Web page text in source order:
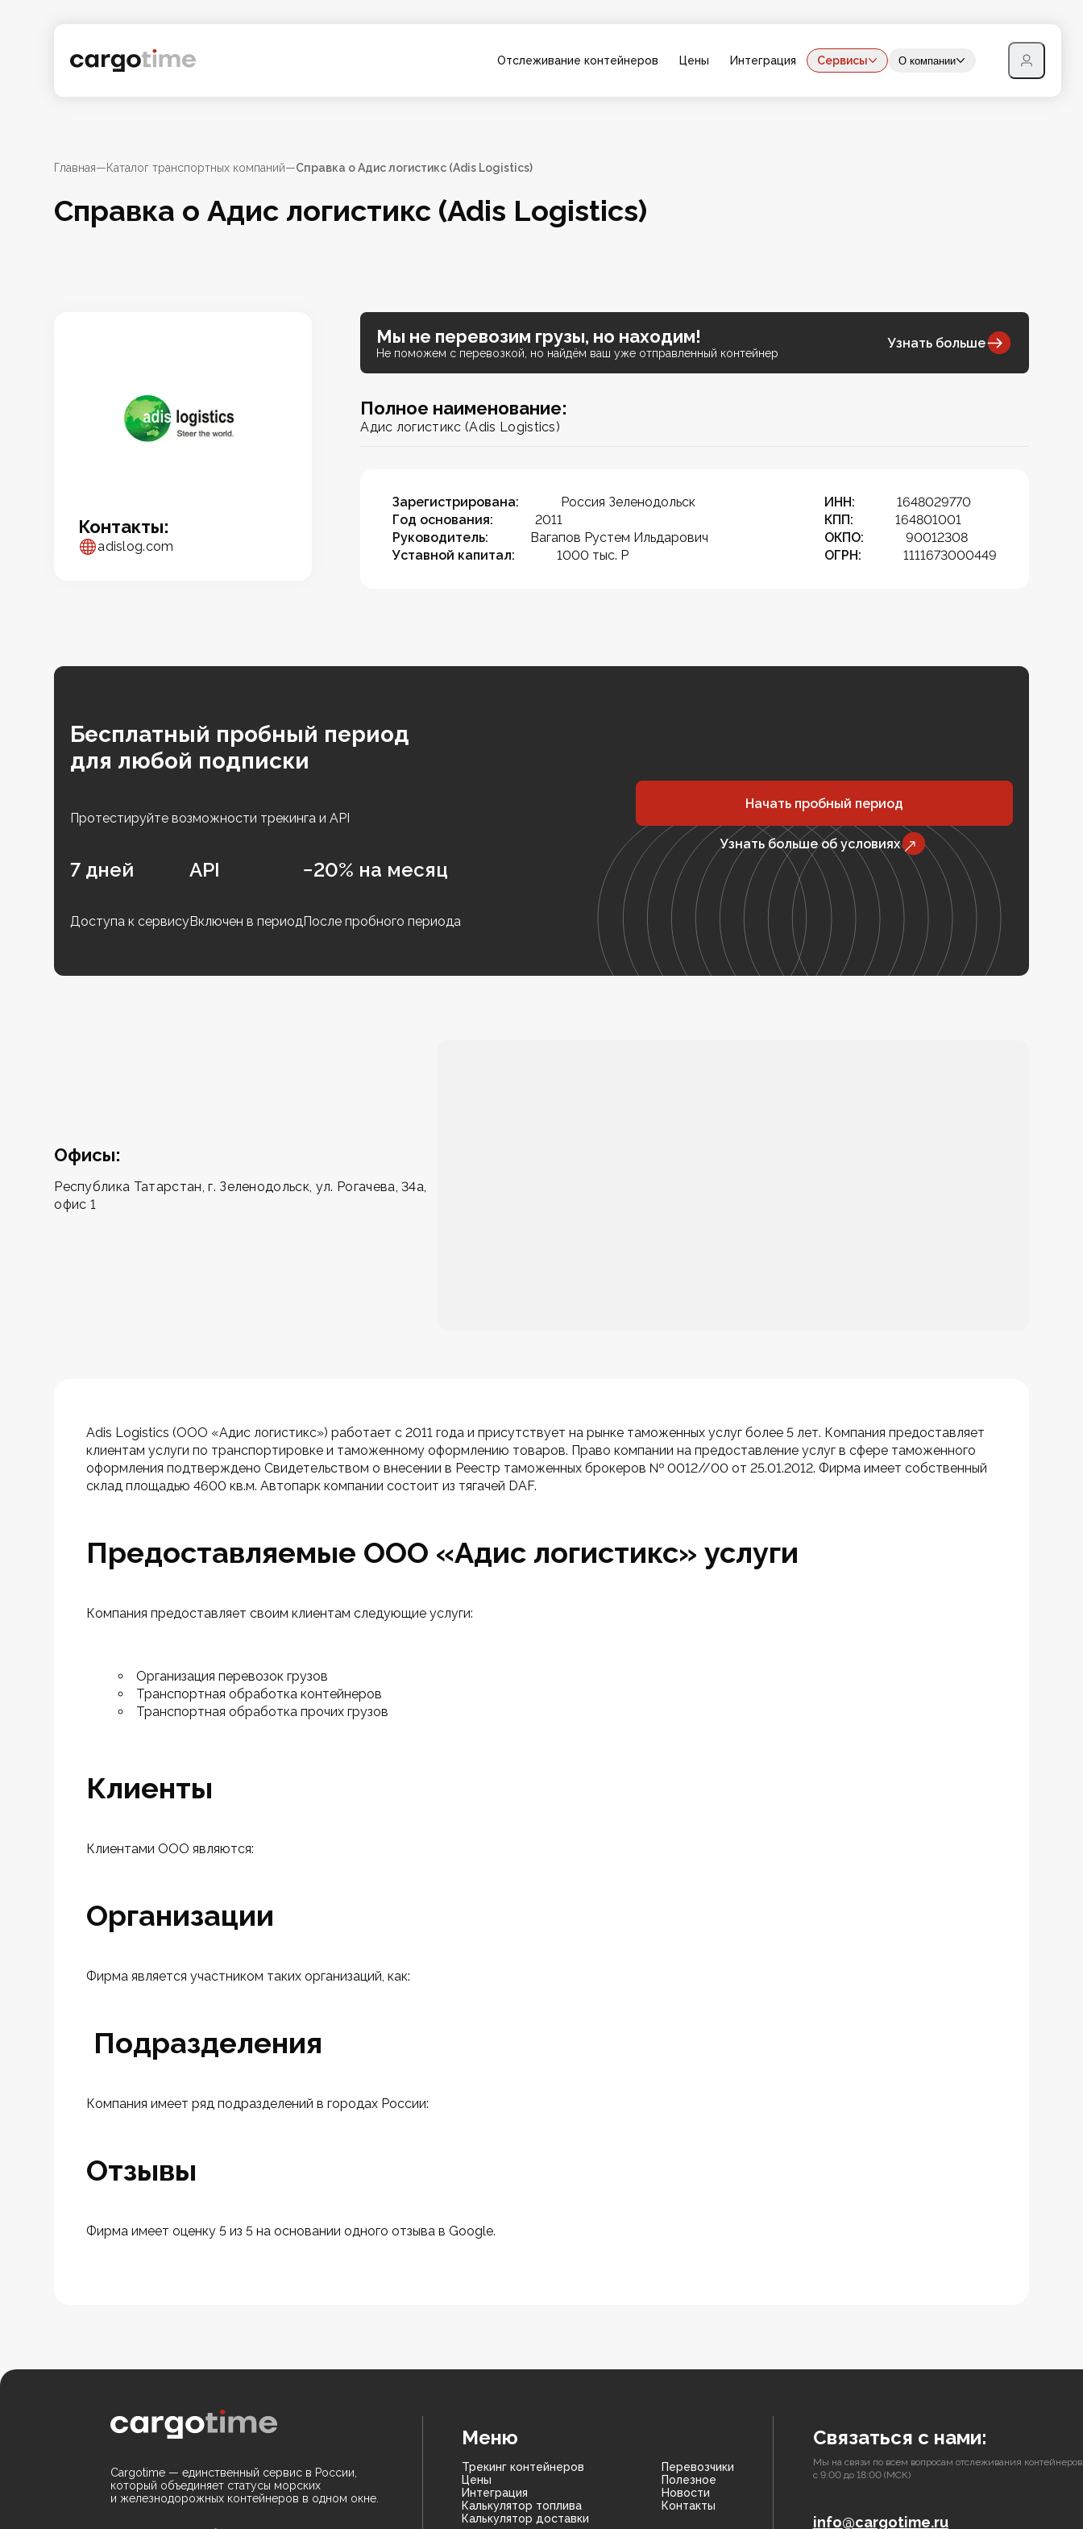
Отслеживание контейнеров Цены Интеграция Сервисы О компании
Главная—Каталог транспортных компаний—Справка о Адис логистикс (Adis Logistics)
Справка о Адис логистикс (Adis Logistics)
Контакты:
adislog.com
Мы не перевозим грузы, но находим!
Не поможем с перевозкой, но найдём ваш уже отправленный контейнер
Узнать больше
Полное наименование:
Адис логистикс (Adis Logistics)
Зарегистрирована:
Россия Зеленодольск
Год основания:
2011
Руководитель:
Вагапов Рустем Ильдарович
Уставной капитал:
1000 тыс. Р
ИНН:
1648029770
КПП:
164801001
ОКПО:
90012308
ОГРН:
1111673000449
Бесплатный пробный период
для любой подписки
Протестируйте возможности трекинга и API
7 дней
Доступа к сервису
API
Включен в период
−20% на месяц
После пробного периода
Начать пробный период
Узнать больше об условиях
Офисы:
Республика Татарстан, г. Зеленодольск, ул. Рогачева, 34а,
офис 1
Adis Logistics (ООО «Адис логистикс») работает с 2011 года и присутствует на рынке таможенных услуг более 5 лет. Компания предоставляет
клиентам услуги по транспортировке и таможенному оформлению товаров. Право компании на предоставление услуг в сфере таможенного
оформления подтверждено Свидетельством о внесении в Реестр таможенных брокеров № 0012//00 от 25.01.2012. Фирма имеет собственный
склад площадью 4600 кв.м. Автопарк компании состоит из тягачей DAF.
Предоставляемые ООО «Адис логистикс» услуги
Компания предоставляет своим клиентам следующие услуги:
Организация перевозок грузов
Транспортная обработка контейнеров
Транспортная обработка прочих грузов
Клиенты
Клиентами ООО являются:
Организации
Фирма является участником таких организаций, как:
Подразделения
Компания имеет ряд подразделений в городах России:
Отзывы
Фирма имеет оценку 5 из 5 на основании одного отзыва в Google.
Cargotime — единственный сервис в России,
который объединяет статусы морских
и железнодорожных контейнеров в одном окне.
Меню
Трекинг контейнеров
Цены
Интеграция
Калькулятор топлива
Калькулятор доставки
Перевозчики
Полезное
Новости
Контакты
Связаться с нами:
Мы на связи по всем вопросам отслеживания контейнеров
с 9:00 до 18:00 (МСК)
info@cargotime.ru